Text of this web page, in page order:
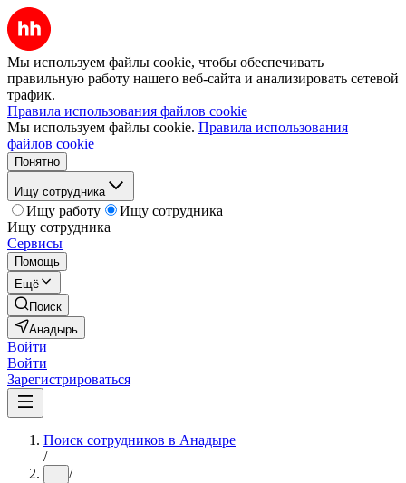
Мы используем файлы cookie, чтобы обеспечивать
правильную работу нашего веб-сайта и анализировать сетевой
трафик.
Правила использования файлов cookie
Мы используем файлы cookie. Правила использования
файлов cookie
Понятно
Ищу сотрудника
Ищу работу
Ищу сотрудника
Ищу сотрудника
Сервисы
Помощь
Ещё
Поиск
Анадырь
Войти
Войти
Зарегистрироваться
Поиск сотрудников в Анадыре
/
... /